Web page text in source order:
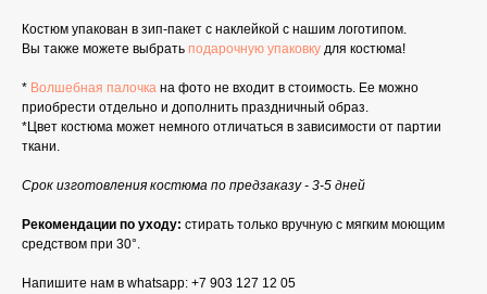
Костюм упакован в зип-пакет с наклейкой с нашим логотипом.
Вы также можете выбрать подарочную упаковку для костюма!
* Волшебная палочка на фото не входит в стоимость. Ее можно
приобрести отдельно и дополнить праздничный образ.
*Цвет костюма может немного отличаться в зависимости от партии
ткани.
Срок изготовления костюма по предзаказу - 3-5 дней
Рекомендации по уходу: стирать только вручную с мягким моющим
средством при 30°.
Напишите нам в whatsapp: +7 903 127 12 05